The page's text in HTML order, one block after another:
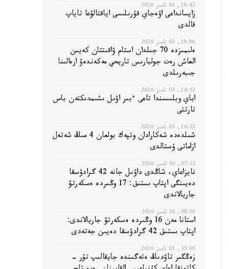
15:42, 03 تامىز 2026
زايسانداعى اۋەجاي قۇرىلىسى اياقتالۋعا تاياپ
قالدى
15:06, 03 تامىز 2026
ەلىمىزدە 70 جىلدان استام ۋاقىتتان كەيىن
العاش رەت جولبارىس تاريحي مەكەندەۋ ارەالىنا
جىبەرىلدى
14:52, 03 تامىز 2026
اباي وبلىسىندا تاعى ءبىر اۋىل ىشىمدىكتەن باس
تارتتى
14:23, 03 تامىز 2026
شىلدەدە شەكارادان وتپەك بولعان 4 مىڭ شەتەل
ازاماتى ۇستالدى
07:12, 03 تامىز 2026
نايزاعاي، شاڭدى داۋىل جانە 42 گرادۋسقا
دەيىنگى اپتاپ ىستىق: 17 وڭىردە ەسكەرتۋ
جاريالاندى
08:05, 02 تامىز 2026
استانا مەن 16 وڭىردە ەسكەرتۋ جاريالاندى:
اپتاپ ىستىق 42 گرادۋسقا دەيىن جەتەدى
15:05, 01 تامىز 2026
زەڭگىر تاۋدىڭ ەتەگىندە جايقالىپ تۇر -